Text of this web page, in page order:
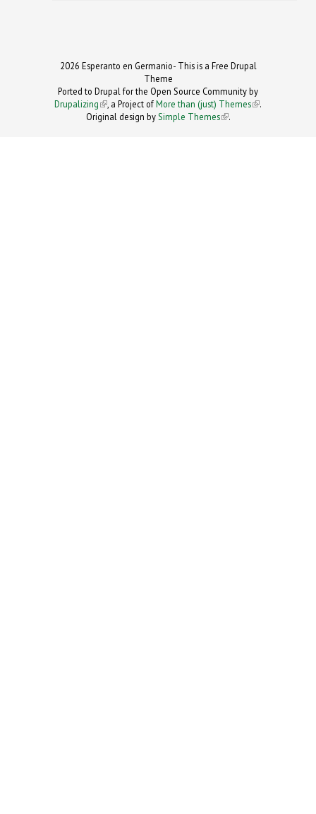
2026 Esperanto en Germanio- This is a Free Drupal
Theme
Ported to Drupal for the Open Source Community by
Drupalizing(link is external)
, a Project ofMore than (just) Themes (link is
.
Original design bySimple Themes
(link is
.